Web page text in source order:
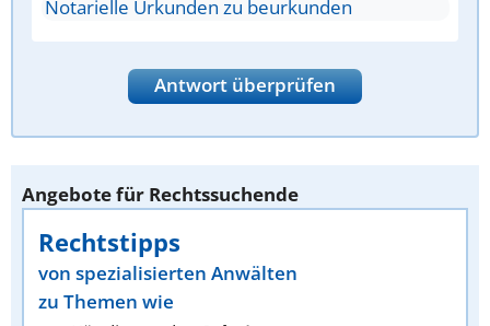
Notarielle Urkunden zu beurkunden
Antwort überprüfen
Angebote für Rechtssuchende
Rechtstipps
von spezialisierten Anwälten
zu Themen wie